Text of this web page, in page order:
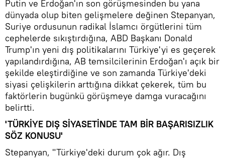
Putin ve Erdoğan'ın son görüşmesinden bu yana
dünyada olup biten gelişmelere değinen Stepanyan,
Suriye ordusunun radikal İslamcı örgütlerini tüm
cephelerde sıkıştırdığına, ABD Başkanı Donald
Trump'ın yeni dış politikalarını Türkiye'yi es geçerek
yapılandırdığına, AB temsilcilerinin Erdoğan'ı açık bir
şekilde eleştirdiğine ve son zamanda Türkiye'deki
siyasi çelişkilerin arttığına dikkat çekerek, tüm bu
faktörlerin bugünkü görüşmeye damga vuracağını
belirtti.
'TÜRKİYE DIŞ SİYASETİNDE TAM BİR BAŞARISIZLIK
SÖZ KONUSU'
Stepanyan, "Türkiye'deki durum çok ağır. Dış